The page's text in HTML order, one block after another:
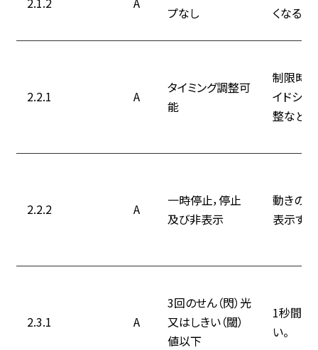
プなし
くなる仕
2.2.1 A
タイミング調整可
能
制限時間
イドシ
整など出
2.2.2 A
一時停止，停止
及び非表示
動きのあ
表示す
2.3.1 A
3回のせん（閃）光
又はしきい（閾）
値以下
1秒間に
い。